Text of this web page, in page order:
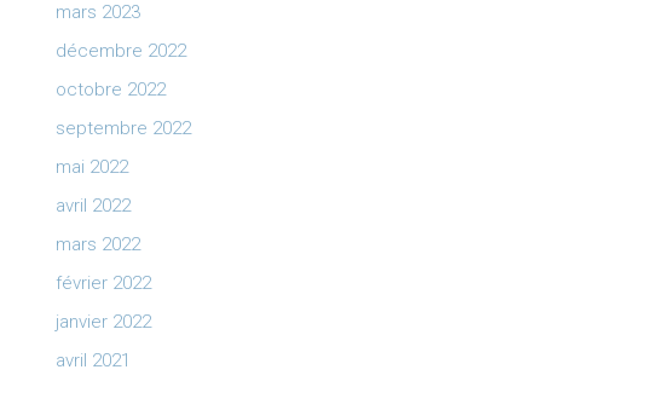
mars 2023
décembre 2022
octobre 2022
septembre 2022
mai 2022
avril 2022
mars 2022
février 2022
janvier 2022
avril 2021